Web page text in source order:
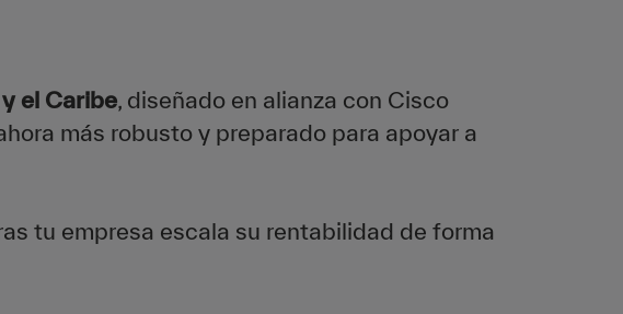
el Caribe, diseñado en alianza con Cisco
más robusto y preparado para apoyar a
tu empresa escala su rentabilidad de forma